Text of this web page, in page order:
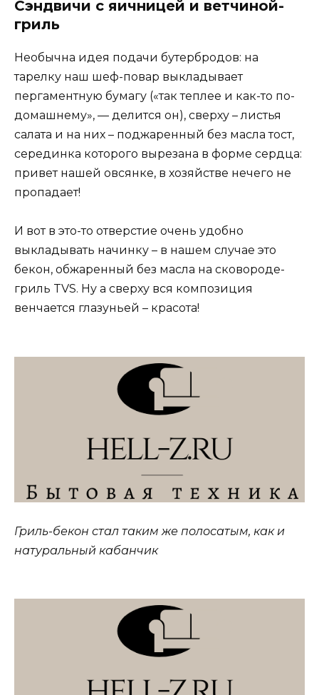
Сэндвичи с яичницей и ветчиной-
гриль
Необычна идея подачи бутербродов: на
тарелку наш шеф-повар выкладывает
пергаментную бумагу («так теплее и как-то по-
домашнему», — делится он), сверху – листья
салата и на них – поджаренный без масла тост,
серединка которого вырезана в форме сердца:
привет нашей овсянке, в хозяйстве нечего не
пропадает!
И вот в это-то отверстие очень удобно
выкладывать начинку – в нашем случае это
бекон, обжаренный без масла на сковороде-
гриль TVS. Ну а сверху вся композиция
венчается глазуньей – красота!
Гриль-бекон стал таким же полосатым, как и
натуральный кабанчик